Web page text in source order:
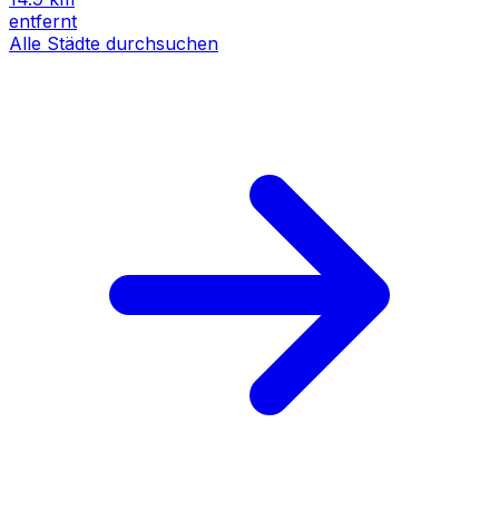
entfernt
Alle Städte durchsuchen